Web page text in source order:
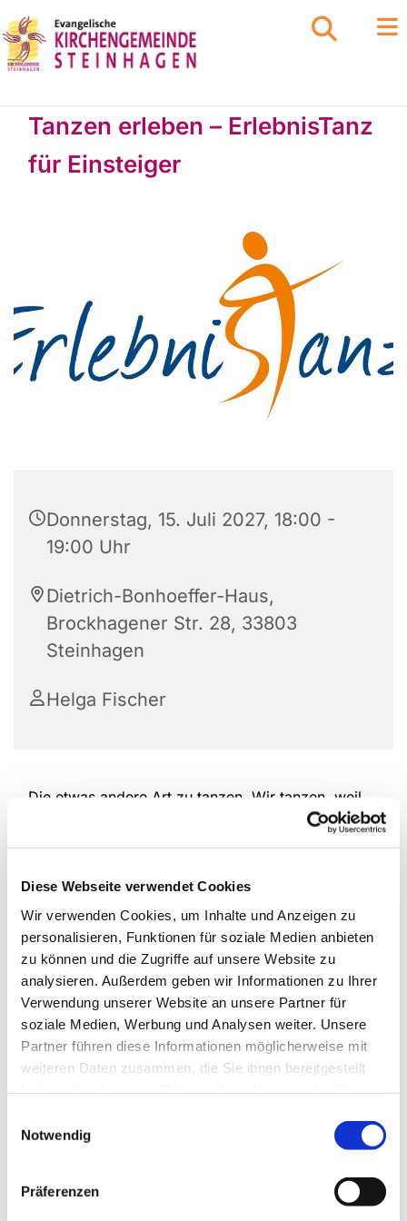
Diese Webseite verwendet Cookies
Wir verwenden Cookies, um Inhalte und Anzeigen zu
personalisieren, Funktionen für soziale Medien anbieten
zu können und die Zugriffe auf unsere Website zu
analysieren. Außerdem geben wir Informationen zu Ihrer
Verwendung unserer Website an unsere Partner für
soziale Medien, Werbung und Analysen weiter. Unsere
Partner führen diese Informationen möglicherweise mit
weiteren Daten zusammen, die Sie ihnen bereitgestellt
Notwendig
Präferenzen
Tanzen erleben – ErlebnisTanz
für Einsteiger
Donnerstag, 15. Juli 2027, 18:00 -
19:00 Uhr
Dietrich-Bonhoeffer-Haus,
Brockhagener Str. 28, 33803
Steinhagen
Helga Fischer
Die etwas andere Art zu tanzen. Wir tanzen, weil
es uns Freude macht, unserer Gesundheit gut tut
abwechslungsreiche Tänze, die uns fordern und
fördern.
Wenden Sie sich für die Donnerstagstermine bitte
an Frau Helga Fischer Tel.: 7731
ww.erlebnis-tanz.de